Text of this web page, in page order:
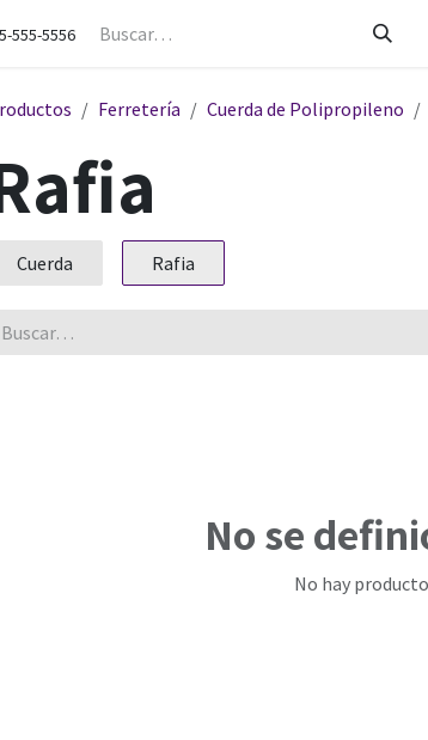
Empleos Contáctenos
555-5556
Ferretería Cuerda de Polipropileno
Cuerda Rafia
No se
No hay